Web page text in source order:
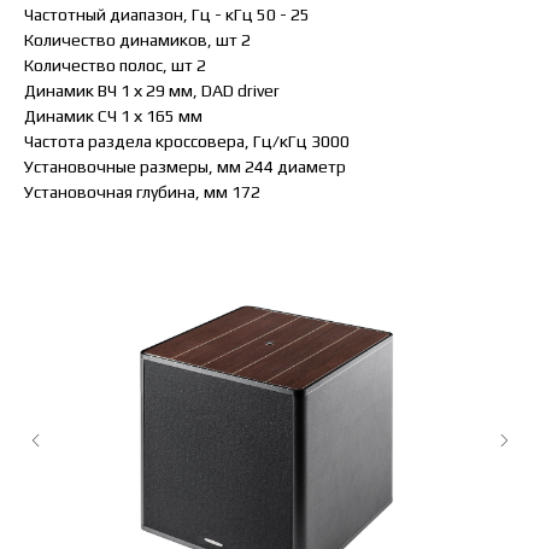
Частотный диапазон, Гц - кГц 50 - 25
Количество динамиков, шт 2
Количество полос, шт 2
Динамик ВЧ 1 х 29 мм, DAD driver
Динамик СЧ 1 х 165 мм
Частота раздела кроссовера, Гц/кГц 3000
Установочные размеры, мм 244 диаметр
Установочная глубина, мм 172